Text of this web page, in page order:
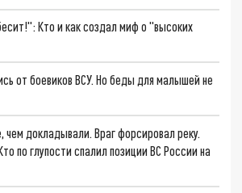
Кто и как создал миф о "высоких
от боевиков ВСУ. Но беды для малышей не
чем докладывали. Враг форсировал реку.
по глупости спалил позиции ВС России на